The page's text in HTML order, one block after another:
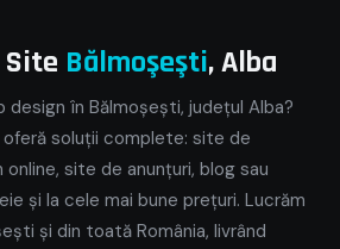
Site Bălmoşeşti, Alba
design în Bălmoşeşti, județul Alba?
soluții complete: site de
site de anunțuri, blog sau
și la cele mai bune prețuri. Lucrăm
și din toată România, livrând